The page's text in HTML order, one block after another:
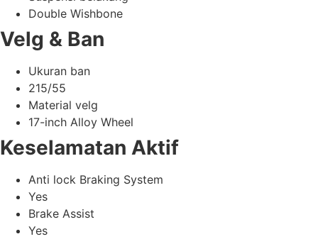
Double Wishbone
Velg & Ban
Ukuran ban
215/55
Material velg
17-inch Alloy Wheel
Keselamatan Aktif
Anti lock Braking System
Yes
Brake Assist
Yes